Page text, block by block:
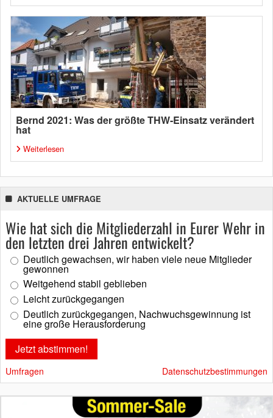
Bernd 2021: Was der größte THW-Einsatz verändert
hat
Weiterlesen
AKTUELLE UMFRAGE
Wie hat sich die Mitgliederzahl in Eurer Wehr in
den letzten drei Jahren entwickelt?
Deutlich gewachsen, wir haben viele neue Mitglieder
gewonnen
Weitgehend stabil geblieben
Leicht zurückgegangen
Deutlich zurückgegangen, Nachwuchsgewinnung ist
eine große Herausforderung
Umfragen Datenschutzbestimmungen